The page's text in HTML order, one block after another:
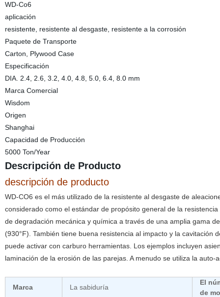
WD-Co6
aplicación
resistente, resistente al desgaste, resistente a la corrosión
Paquete de Transporte
Carton, Plywood Case
Especificación
DIA. 2.4, 2.6, 3.2, 4.0, 4.8, 5.0, 6.4, 8.0 mm
Marca Comercial
Wisdom
Origen
Shanghai
Capacidad de Producción
5000 Ton/Year
Descripción de Producto
descripción de producto
WD-CO6 es el más utilizado de la resistente al desgaste de
considerado como el estándar de propósito general de la
de degradación mecánica y química a través de una amplia gama
(930°F). También tiene buena resistencia al impacto y la
puede activar con carburo herramientas. Los ejemplos incluyen
laminación de la erosión de las parejas. A menudo se utiliza la auto-
Marca La sabiduría
El
de